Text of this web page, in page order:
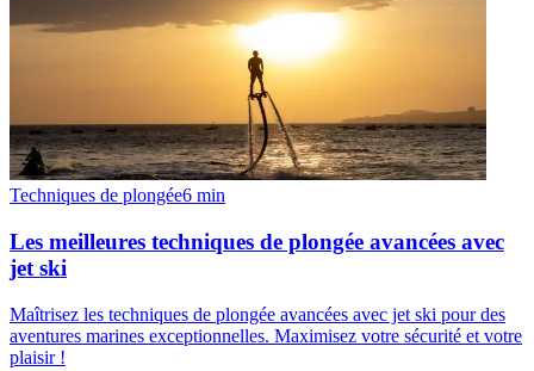
Techniques de plongée6 min
Les meilleures techniques de plongée avancées avec
jet ski
Maîtrisez les techniques de plongée avancées avec jet ski pour des
aventures marines exceptionnelles. Maximisez votre sécurité et votre
plaisir !